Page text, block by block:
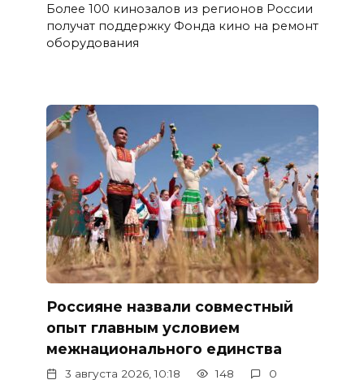
Более 100 кинозалов из регионов России
получат поддержку Фонда кино на ремонт
оборудования
Россияне назвали совместный
опыт главным условием
межнационального единства
3 августа 2026, 10:18 148 0